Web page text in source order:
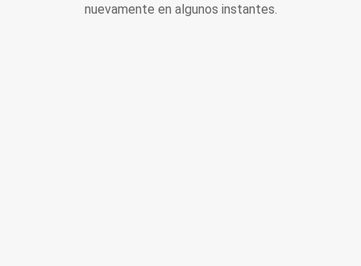
nuevamente en algunos instantes.